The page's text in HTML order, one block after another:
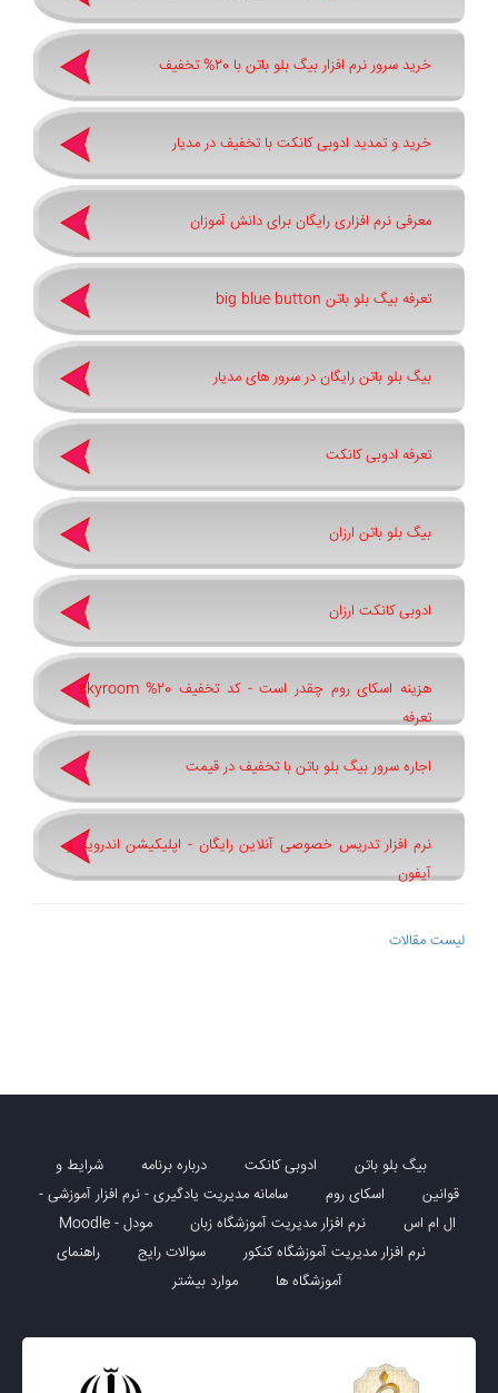
خرید سرور نرم افزار بیگ بلو باتن با 20% تخفیف
خرید و تمدید ادوبی کانکت با تخفیف در مدیار
معرفی نرم افزاری رایگان برای دانش آموزان
تعرفه بیگ بلو باتن big blue button
بیگ بلو باتن رایگان در سرور های مدیار
تعرفه ادوبی کانکت
بیگ بلو باتن ارزان
ادوبی کانکت ارزان
هزینه اسکای روم چقدر است - کد تخفیف 20% skyroom -
تعرفه
اجاره سرور بیگ بلو باتن با تخفیف در قیمت
نرم افزار تدریس خصوصی آنلاین رایگان - اپلیکیشن اندروید و
آیفون
لیست مقالات
بیگ بلو باتن ادوبی کانکت درباره برنامه
شرایط و
قوانین
اسکای روم
سامانه مدیریت یادگیری - نرم افزار آموزشی -
ال ام اس
نرم افزار مدیریت آموزشگاه زبان
مودل - Moodle
نرم افزار مدیریت آموزشگاه کنکور
سوالات رایج
راهنمای
آموزشگاه ها
موارد بیشتر